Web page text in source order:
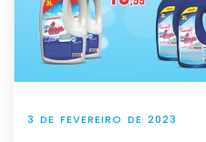
3 DE FEVEREIRO DE 2023